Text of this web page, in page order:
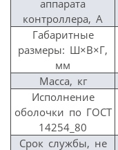
аппарата
контроллера, А
Габаритные
размеры: Ш×В×Г,
мм
Масса, кг
Исполнение
оболочки по ГОСТ
14254_80
Срок службы, не